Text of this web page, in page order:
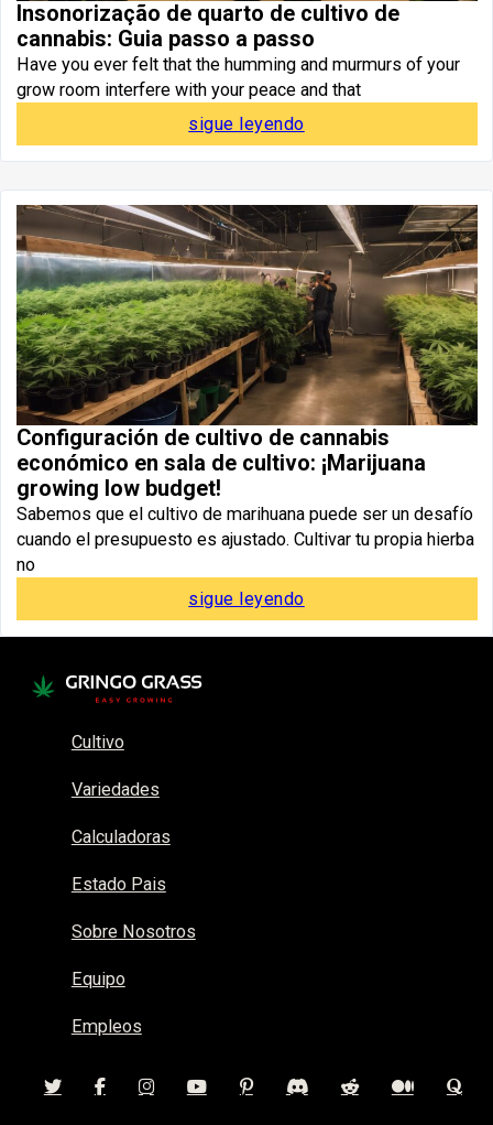
Insonorização de quarto de cultivo de
cannabis: Guia passo a passo
Have you ever felt that the humming and murmurs of your
grow room interfere with your peace and that
sigue leyendo
Configuración de cultivo de cannabis
económico en sala de cultivo: ¡Marijuana
growing low budget!
Sabemos que el cultivo de marihuana puede ser un desafío
cuando el presupuesto es ajustado. Cultivar tu propia hierba
no
sigue leyendo
Cultivo
Variedades
Calculadoras
Estado Pais
Sobre Nosotros
Equipo
Empleos